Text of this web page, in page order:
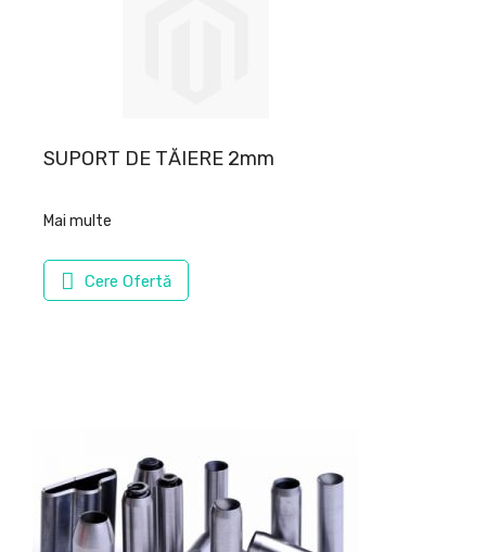
SUPORT DE TĂIERE 2mm
Mai multe
Cere Ofertă